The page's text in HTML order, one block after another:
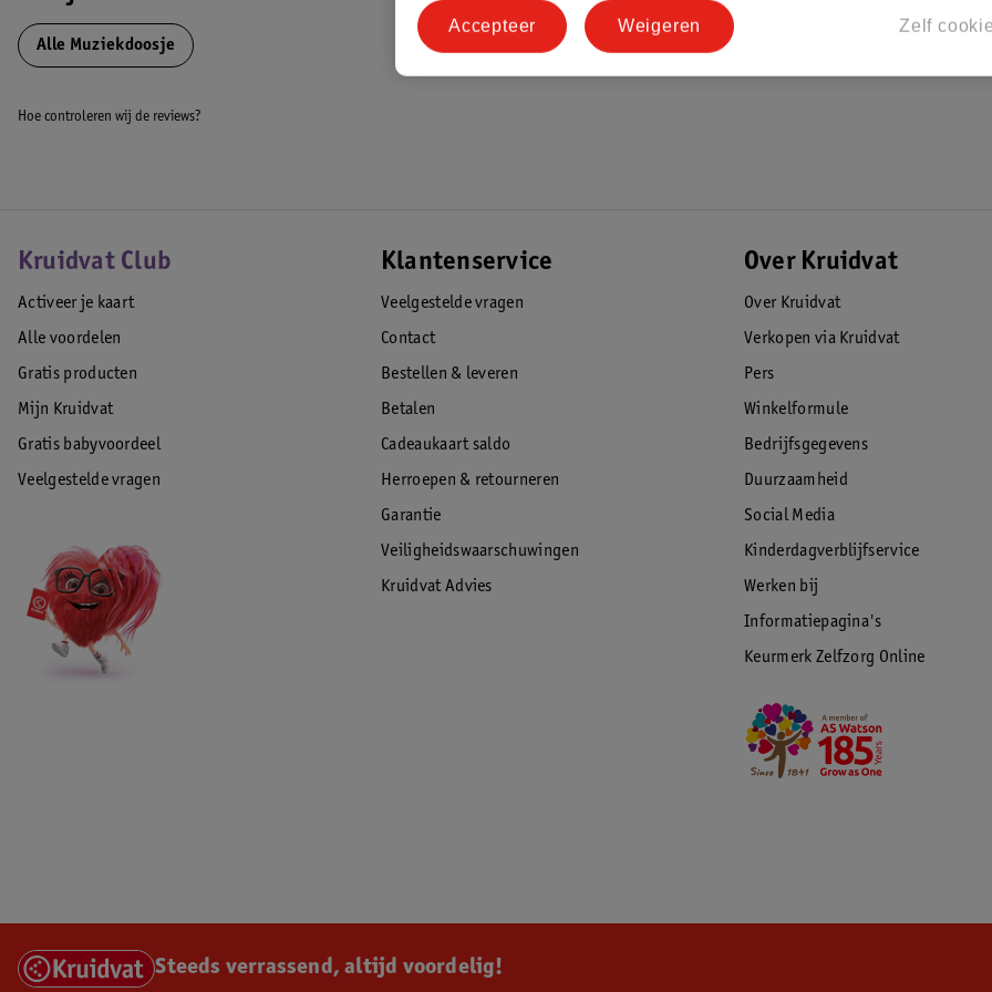
Alle Muziekdoosje
Hoe controleren wij de reviews?
Kruidvat Club
Activeer je kaart
Alle voordelen
Gratis producten
Mijn Kruidvat
Gratis babyvoordeel
Veelgestelde vragen
Klantenservice
Veelgestelde vragen
Contact
Bestellen & leveren
Betalen
Cadeaukaart saldo
Herroepen & retourneren
Garantie
Veiligheidswaarschuwingen
Kruidvat Advies
Over Kruidvat
Over Kruidvat
Verkopen via Kruidvat
Pers
Winkelformule
Bedrijfsgegevens
Duurzaamheid
Social Media
Kinderdagverblijfservice
Werken bij
Informatiepagina's
Keurmerk Zelfzorg Online
Steeds verrassend, altijd voordelig!
Zelf
Weigeren
Accepteer